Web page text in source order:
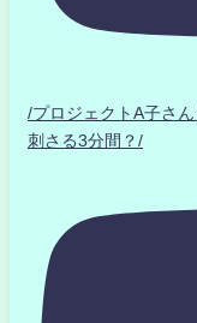
/プロジェクトA子さ
刺さる3分間？/